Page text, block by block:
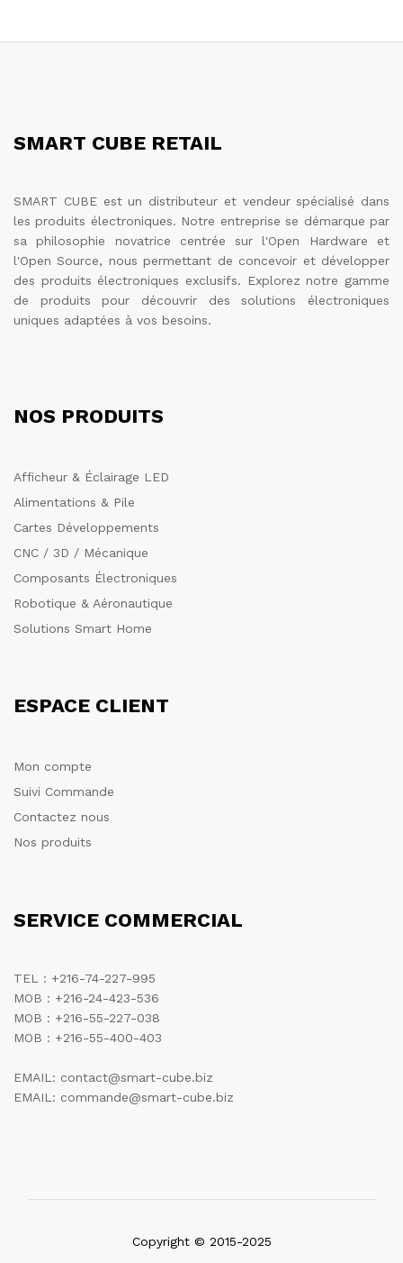
SMART CUBE RETAIL
SMART CUBE est un distributeur et vendeur spécialisé dans
les produits électroniques. Notre entreprise se démarque par
sa philosophie novatrice centrée sur l'Open Hardware et
l'Open Source, nous permettant de concevoir et développer
des produits électroniques exclusifs. Explorez notre gamme
de produits pour découvrir des solutions électroniques
uniques adaptées à vos besoins.
NOS PRODUITS
Afficheur & Éclairage LED
Alimentations & Pile
Cartes Développements
CNC / 3D / Mécanique
Composants Électroniques
Robotique & Aéronautique
Solutions Smart Home
ESPACE CLIENT
Mon compte
Suivi Commande
Contactez nous
Nos produits
SERVICE COMMERCIAL
TEL : +216-74-227-995
MOB : +216-24-423-536
MOB : +216-55-227-038
MOB : +216-55-400-403
EMAIL: contact@smart-cube.biz
EMAIL: commande@smart-cube.biz
Copyright © 2015-2025